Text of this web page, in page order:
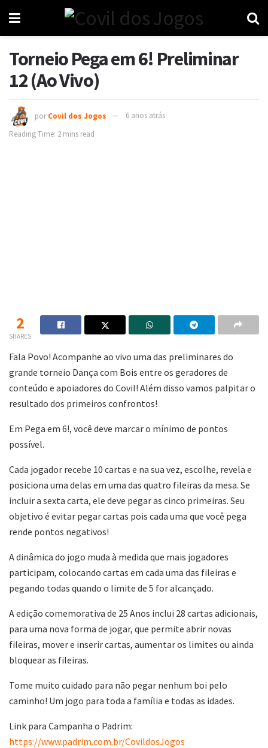
Torneio Pega em 6! Preliminar
12 (Ao Vivo)
por Covil dos Jogos
6 anos atrás
Reading Time: 2 mins read
2
SHARES
Fala Povo! Acompanhe ao vivo uma das preliminares do
grande torneio Dança com Bois entre os geradores de
conteúdo e apoiadores do Covil! Além disso vamos palpitar o
resultado dos primeiros confrontos!
Em Pega em 6!, você deve marcar o mínimo de pontos
possível.
Cada jogador recebe 10 cartas e na sua vez, escolhe, revela e
posiciona uma delas em uma das quatro fileiras da mesa. Se
incluir a sexta carta, ele deve pegar as cinco primeiras. Seu
objetivo é evitar pegar cartas pois cada uma que você pega
rende pontos negativos!
A dinâmica do jogo muda à medida que mais jogadores
participam, colocando cartas em cada uma das fileiras e
pegando todas quando o limite de 5 for alcançado.
A edição comemorativa de 25 Anos inclui 28 cartas adicionais,
para uma nova forma de jogar, que permite abrir novas
fileiras, mover e inserir cartas, aumentar os limites ou ainda
bloquear as fileiras.
Tome muito cuidado para não pegar nenhum boi pelo
caminho! Um jogo para toda a família e todas as idades.
Link para Campanha o Padrim:
https://www.padrim.com.br/CovildosJogos